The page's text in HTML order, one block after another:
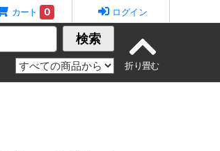
カート 0 ログイン
検索